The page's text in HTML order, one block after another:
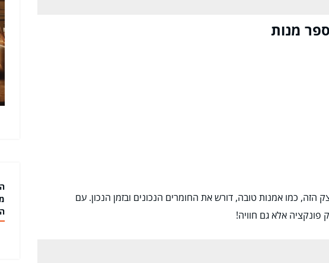
מנות
הזה, כמו אמנות טובה, דורש את החומרים הנכונים ובזמן הנכון. עם
פונקציה אלא גם חוויה!